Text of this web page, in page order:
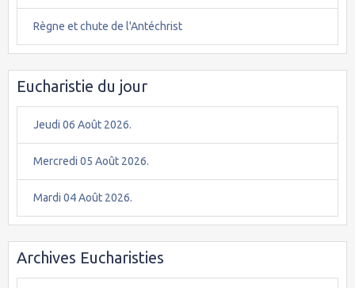
Règne et chute de l'Antéchrist
Eucharistie du jour
Jeudi 06 Août 2026.
Mercredi 05 Août 2026.
Mardi 04 Août 2026.
Archives Eucharisties